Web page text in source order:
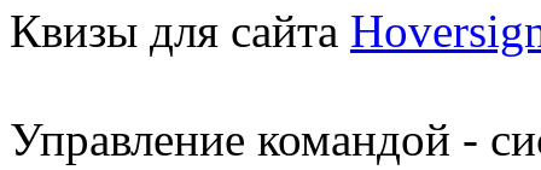
Квизы для сайта
Управление командой -